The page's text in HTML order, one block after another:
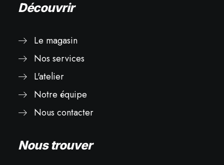
Découvrir
Le magasin
Nos services
L'atelier
Notre équipe
Nous contacter
Nous trouver